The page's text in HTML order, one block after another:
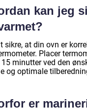
kan jeg
sikre, at din ovn er
Placer
minutter ved den
og optimale
er